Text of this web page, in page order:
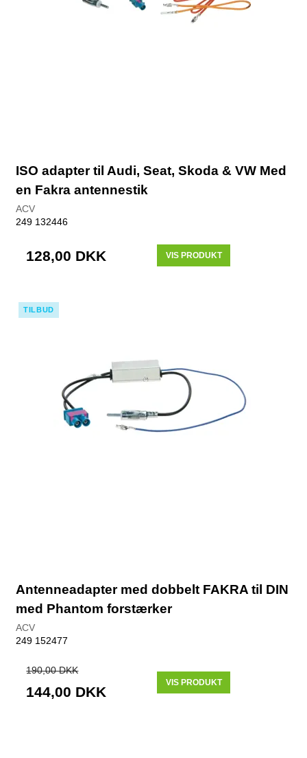
ISO adapter til Audi, Seat, Skoda & VW Med
en Fakra antennestik
ACV
249 132446
128,00 DKK VIS PRODUKT
TILBUD
Antenneadapter med dobbelt FAKRA til DIN
med Phantom forstærker
ACV
249 152477
190,00 DKK
144,00 DKK
VIS PRODUKT